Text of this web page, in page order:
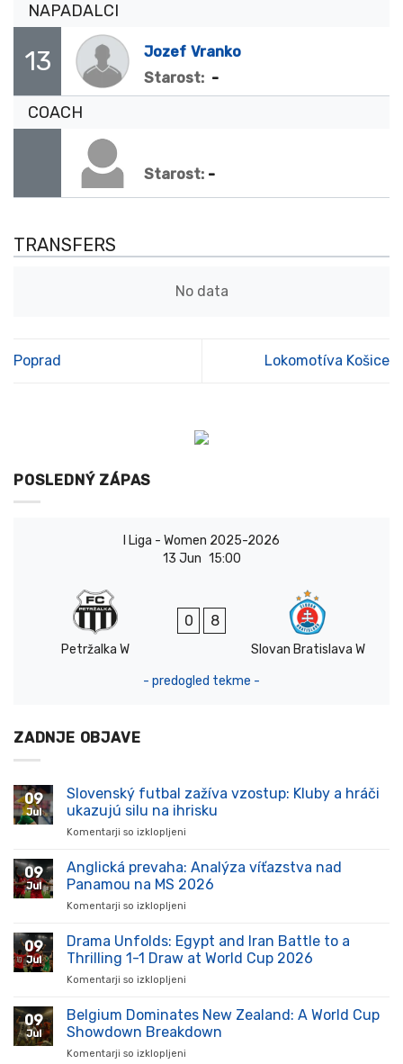
NAPADALCI
13 Jozef Vranko
Starost: -
COACH
Starost: -
TRANSFERS
No data
Poprad Lokomotíva Košice
POSLEDNÝ ZÁPAS
I Liga - Women 2025-2026
13 Jun 15:00
Petržalka W
0 8
Slovan Bratislava W
- predogled tekme -
ZADNJE OBJAVE
09
Jul
Slovenský futbal zažíva vzostup: Kluby a hráči
ukazujú silu na ihrisku
Komentarji so izklopljeni
futbal
zažíva
vzostup:
hráči
ukazujú
09
Jul
Anglická prevaha: Analýza víťazstva nad
Panamou na MS 2026
Komentarji so izklopljeni
prevaha:
Analýza
víťazstva
na
MS
09
Jul
Drama Unfolds: Egypt and Iran Battle to a
Thrilling 1-1 Draw at World Cup 2026
Komentarji so izklopljeni
Unfolds:
Egypt
and
09
Jul
Belgium Dominates New Zealand: A World Cup
Showdown Breakdown
Komentarji so izklopljeni